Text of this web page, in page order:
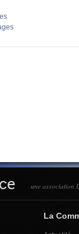
une association
La